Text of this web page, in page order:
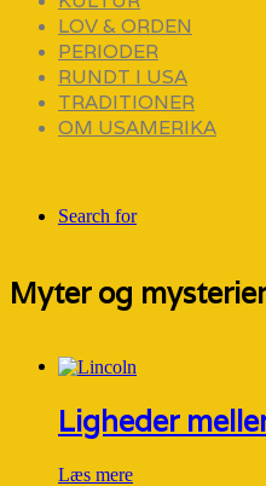
LOV & ORDEN
PERIODER
RUNDT I USA
TRADITIONER
OM USAMERIKA
Search for
Myter og mysterier
Ligheder
Læs mere